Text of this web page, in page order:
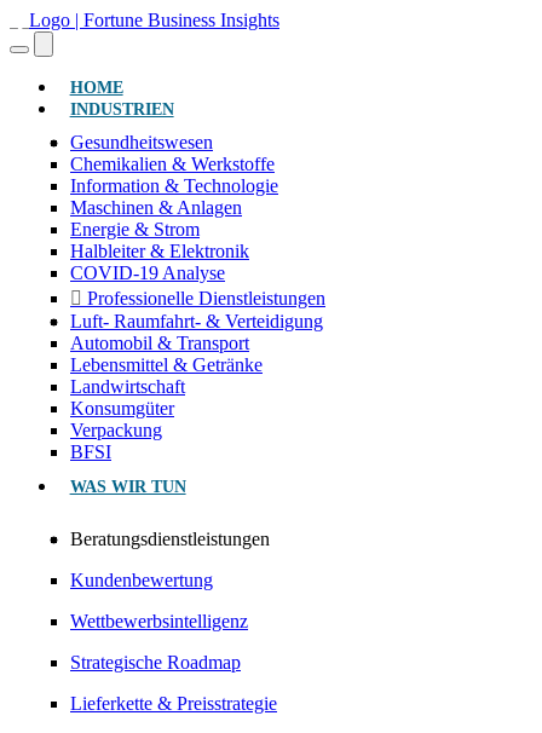
HOME(AKTUELL)
INDUSTRIEN
Gesundheitswesen
Chemikalien & Werkstoffe
Information & Technologie
Maschinen & Anlagen
Energie & Strom
Halbleiter & Elektronik
COVID-19 Analyse
Professionelle Dienstleistungen
Luft- Raumfahrt- & Verteidigung
Automobil & Transport
Lebensmittel & Getränke
Landwirtschaft
Konsumgüter
Verpackung
BFSI
WAS WIR TUN
Beratungsdienstleistungen
Kundenbewertung
Wettbewerbsintelligenz
Strategische Roadmap
Lieferkette & Preisstrategie